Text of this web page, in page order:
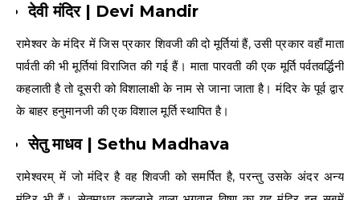
देवी मंदिर | Devi Mandir
रामेश्वर के मंदिर में जिस प्रकार शिवजी की दो मूर्तियां हैं, उसी प्रकार वहाँ माता
पार्वती की भी मूर्तियां विराजित की गई हैं। माता पारवती की एक मूर्ति पर्वतवर्द्धिनी
कहलाती है तो दूसरी को विशालाक्षी के नाम से जाना जाता है। मंदिर के पूर्व द्वार
के बाहर हनुमानजी की एक विशाल मूर्ति स्थापित है।
सेतु माधव | Sethu Madhava
रामेश्वरम् में जो मंदिर है वह शिवजी को समर्पित है, परन्तु उसके अंदर अन्य